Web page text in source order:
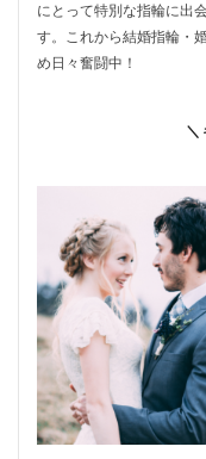
にとって特別な指輪に出
す。これから結婚指輪・
め日々奮闘中！
＼